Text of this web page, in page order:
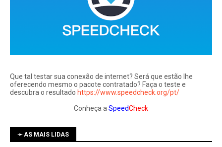
Que tal testar sua conexão de internet? Será que estão lhe
oferecendo mesmo o pacote contratado? Faça o teste e
descubra o resultado https://www.speedcheck.org/pt/
Conheça a SpeedCheck
➛ AS MAIS LIDAS